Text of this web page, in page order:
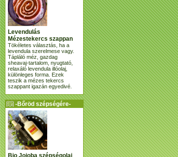
Levendulás
Mézestekercs szappan
Tökéletes választás, ha a
levendula szerelmese vagy.
Tápláló méz, gazdag
sheavaj-tartalom, nyugtató,
relaxáló levendula illóolaj,
különleges forma. Ezek
teszik a mézes tekercs
szappant igazán egyedivé.
-Bőröd szépségére-
Bio Jojoba szépségolaj